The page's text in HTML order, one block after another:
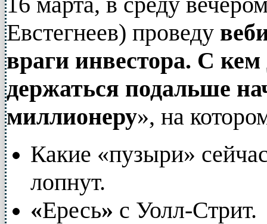
Евстегнеев) проведу
враги инвестора. С
держаться подальше
миллионеру», на
Какие «пузыри»
лопнут.
«Ересь» с Уолл-Стрит.